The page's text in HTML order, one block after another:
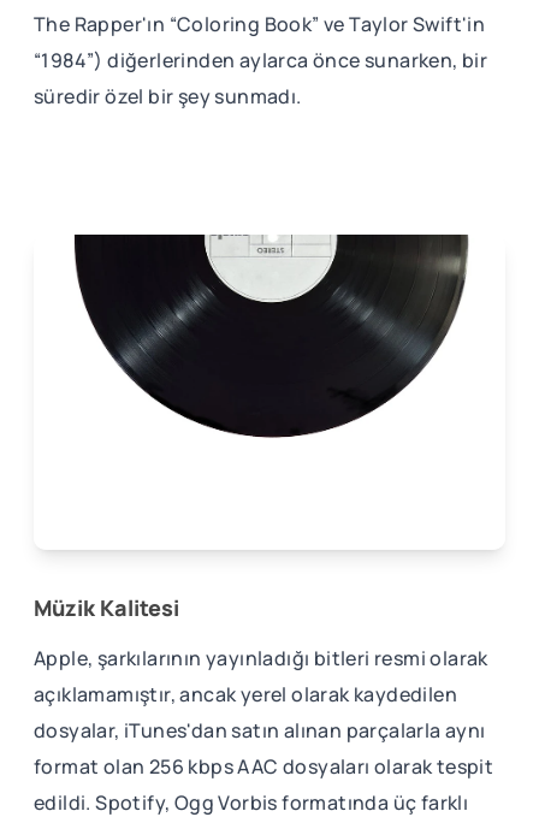
The Rapper'ın “Coloring Book” ve Taylor Swift'in
“1984”) diğerlerinden aylarca önce sunarken, bir
süredir özel bir şey sunmadı.
Müzik Kalitesi
Apple, şarkılarının yayınladığı bitleri resmi olarak
açıklamamıştır, ancak yerel olarak kaydedilen
dosyalar, iTunes'dan satın alınan parçalarla aynı
format olan 256 kbps AAC dosyaları olarak tespit
edildi. Spotify, Ogg Vorbis formatında üç farklı